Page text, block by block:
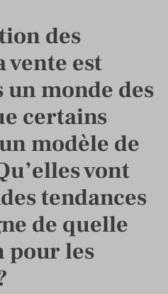
des
vente est
monde des
certains
modèle de
vont
tendances
de quelle
pour les